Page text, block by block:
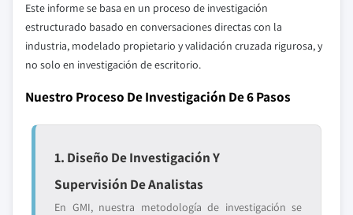
Este informe se basa en un proceso de investigación
estructurado basado en conversaciones directas con la
industria, modelado propietario y validación cruzada rigurosa, y
no solo en investigación de escritorio.
Nuestro Proceso De Investigación De 6 Pasos
1. Diseño De Investigación Y
Supervisión De Analistas
En GMI, nuestra metodología de investigación se